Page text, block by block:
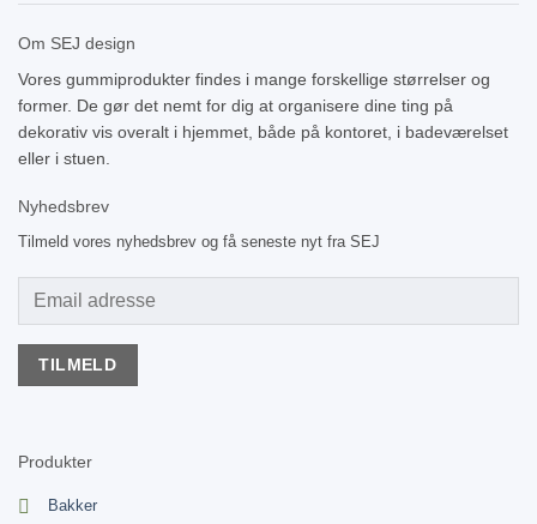
Om SEJ design
Vores gummiprodukter findes i mange forskellige størrelser og
former. De gør det nemt for dig at organisere dine ting på
dekorativ vis overalt i hjemmet, både på kontoret, i badeværelset
eller i stuen.
Nyhedsbrev
Tilmeld vores nyhedsbrev og få seneste nyt fra SEJ
Produkter
Bakker